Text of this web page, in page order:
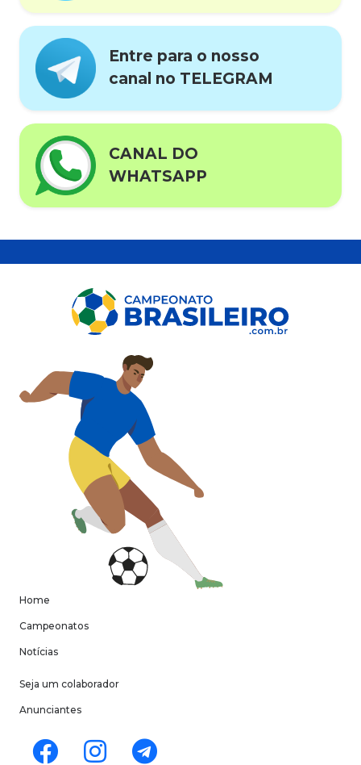
Entre para o nosso
canal no TELEGRAM
CANAL DO
WHATSAPP
Home
Campeonatos
Notícias
Seja um colaborador
Anunciantes